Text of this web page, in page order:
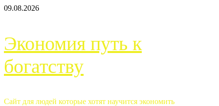
Перейти
09.08.2026
Экономия путь к
богатству
Сайт для людей которые хотят научится экономить